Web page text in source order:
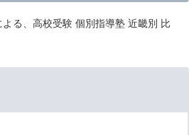
よる、高校受験 個別指導塾 近畿別 比